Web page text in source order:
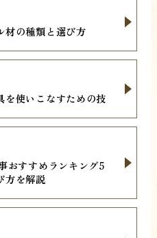
材の種類と選び方
を使いこなすための技
おすすめランキング5
方を解説